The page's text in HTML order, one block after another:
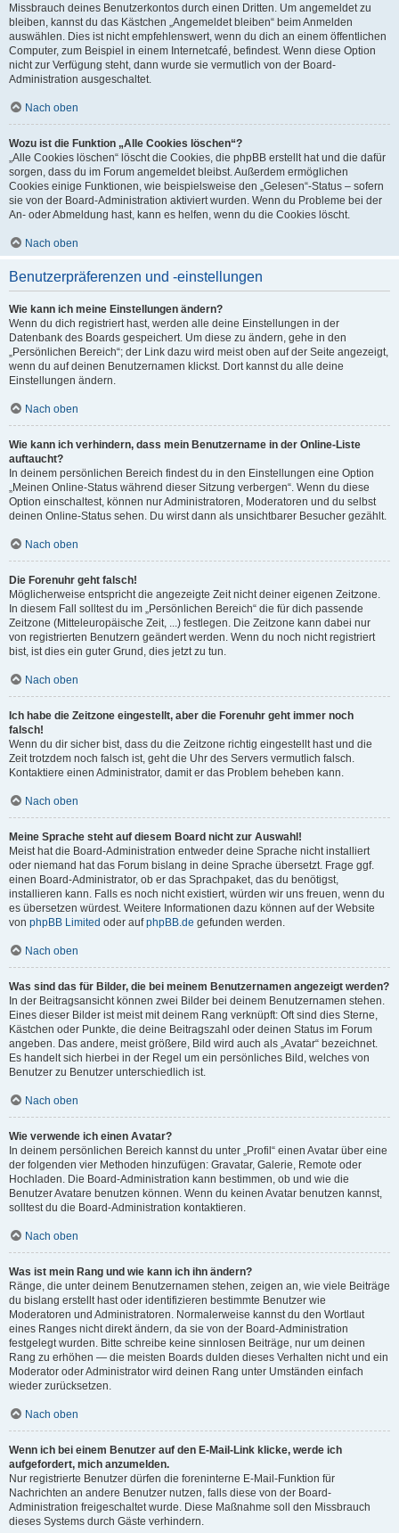
Missbrauch deines Benutzerkontos durch einen Dritten. Um angemeldet zu
bleiben, kannst du das Kästchen „Angemeldet bleiben“ beim Anmelden
auswählen. Dies ist nicht empfehlenswert, wenn du dich an einem öffentlichen
Computer, zum Beispiel in einem Internetcafé, befindest. Wenn diese Option
nicht zur Verfügung steht, dann wurde sie vermutlich von der Board-
Administration ausgeschaltet.
Nach oben
Wozu ist die Funktion „Alle Cookies löschen“?
„Alle Cookies löschen“ löscht die Cookies, die phpBB erstellt hat und die dafür
sorgen, dass du im Forum angemeldet bleibst. Außerdem ermöglichen
Cookies einige Funktionen, wie beispielsweise den „Gelesen“-Status – sofern
sie von der Board-Administration aktiviert wurden. Wenn du Probleme bei der
An- oder Abmeldung hast, kann es helfen, wenn du die Cookies löscht.
Nach oben
Benutzerpräferenzen und -einstellungen
Wie kann ich meine Einstellungen ändern?
Wenn du dich registriert hast, werden alle deine Einstellungen in der
Datenbank des Boards gespeichert. Um diese zu ändern, gehe in den
„Persönlichen Bereich“; der Link dazu wird meist oben auf der Seite angezeigt,
wenn du auf deinen Benutzernamen klickst. Dort kannst du alle deine
Einstellungen ändern.
Nach oben
Wie kann ich verhindern, dass mein Benutzername in der Online-Liste
auftaucht?
In deinem persönlichen Bereich findest du in den Einstellungen eine Option
„Meinen Online-Status während dieser Sitzung verbergen“. Wenn du diese
Option einschaltest, können nur Administratoren, Moderatoren und du selbst
deinen Online-Status sehen. Du wirst dann als unsichtbarer Besucher gezählt.
Nach oben
Die Forenuhr geht falsch!
Möglicherweise entspricht die angezeigte Zeit nicht deiner eigenen Zeitzone.
In diesem Fall solltest du im „Persönlichen Bereich“ die für dich passende
Zeitzone (Mitteleuropäische Zeit, ...) festlegen. Die Zeitzone kann dabei nur
von registrierten Benutzern geändert werden. Wenn du noch nicht registriert
bist, ist dies ein guter Grund, dies jetzt zu tun.
Nach oben
Ich habe die Zeitzone eingestellt, aber die Forenuhr geht immer noch
falsch!
Wenn du dir sicher bist, dass du die Zeitzone richtig eingestellt hast und die
Zeit trotzdem noch falsch ist, geht die Uhr des Servers vermutlich falsch.
Kontaktiere einen Administrator, damit er das Problem beheben kann.
Nach oben
Meine Sprache steht auf diesem Board nicht zur Auswahl!
Meist hat die Board-Administration entweder deine Sprache nicht installiert
oder niemand hat das Forum bislang in deine Sprache übersetzt. Frage ggf.
einen Board-Administrator, ob er das Sprachpaket, das du benötigst,
installieren kann. Falls es noch nicht existiert, würden wir uns freuen, wenn du
es übersetzen würdest. Weitere Informationen dazu können auf der Website
von phpBB Limited oder aufphpBB.de gefunden werden.
Nach oben
Was sind das für Bilder, die bei meinem Benutzernamen angezeigt werden?
In der Beitragsansicht können zwei Bilder bei deinem Benutzernamen stehen.
Eines dieser Bilder ist meist mit deinem Rang verknüpft: Oft sind dies Sterne,
Kästchen oder Punkte, die deine Beitragszahl oder deinen Status im Forum
angeben. Das andere, meist größere, Bild wird auch als „Avatar“ bezeichnet.
Es handelt sich hierbei in der Regel um ein persönliches Bild, welches von
Benutzer zu Benutzer unterschiedlich ist.
Nach oben
Wie verwende ich einen Avatar?
In deinem persönlichen Bereich kannst du unter „Profil“ einen Avatar über eine
der folgenden vier Methoden hinzufügen: Gravatar, Galerie, Remote oder
Hochladen. Die Board-Administration kann bestimmen, ob und wie die
Benutzer Avatare benutzen können. Wenn du keinen Avatar benutzen kannst,
solltest du die Board-Administration kontaktieren.
Nach oben
Was ist mein Rang und wie kann ich ihn ändern?
Ränge, die unter deinem Benutzernamen stehen, zeigen an, wie viele Beiträge
du bislang erstellt hast oder identifizieren bestimmte Benutzer wie
Moderatoren und Administratoren. Normalerweise kannst du den Wortlaut
eines Ranges nicht direkt ändern, da sie von der Board-Administration
festgelegt wurden. Bitte schreibe keine sinnlosen Beiträge, nur um deinen
Rang zu erhöhen — die meisten Boards dulden dieses Verhalten nicht und ein
Moderator oder Administrator wird deinen Rang unter Umständen einfach
wieder zurücksetzen.
Nach oben
Wenn ich bei einem Benutzer auf den E-Mail-Link klicke, werde ich
aufgefordert, mich anzumelden.
Nur registrierte Benutzer dürfen die foreninterne E-Mail-Funktion für
Nachrichten an andere Benutzer nutzen, falls diese von der Board-
Administration freigeschaltet wurde. Diese Maßnahme soll den Missbrauch
dieses Systems durch Gäste verhindern.